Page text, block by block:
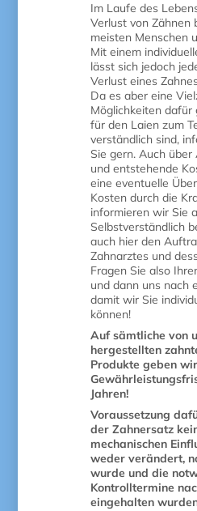
Im Laufe des
Verlust von Zähnen
meisten Menschen
Mit einem
lässt sich jedoch
Verlust eines
Da es aber eine
Möglichkeiten dafür
für den Laien zum
verständlich sind,
Sie gern. Auch
und entstehende
eine eventuelle
Kosten durch die
informieren wir Sie
Selbstverständlich
auch hier den
Zahnarztes und
Fragen Sie also
und dann uns nach
damit wir Sie
können!
Auf sämtliche von
hergestellten
Produkte geben
Jahren!
Voraussetzung
der Zahnersatz
mechanischen
weder verändert,
wurde und die
Kontrolltermine
eingehalten